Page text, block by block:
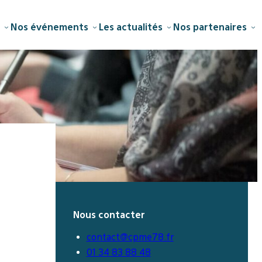
Nos événements Les actualités Nos partenaires
Nous contacter
contact@cpme78.fr
01 34 83 88 48